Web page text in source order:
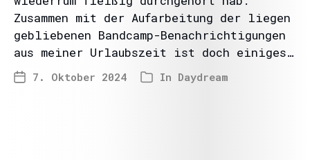
Zusammen mit der Aufarbeitung der liegen
gebliebenen Bandcamp-Benachrichtigungen
aus meiner Urlaubszeit ist doch einiges…
7. Oktober 2024 In Daydream